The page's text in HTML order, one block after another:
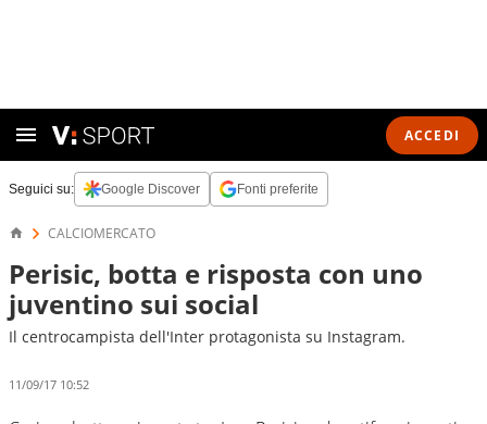
ACCEDI
Seguici su: Google Discover Fonti preferite
CALCIOMERCATO
Perisic, botta e risposta con uno
juventino sui social
Il centrocampista dell'Inter protagonista su Instagram.
11/09/17 10:52